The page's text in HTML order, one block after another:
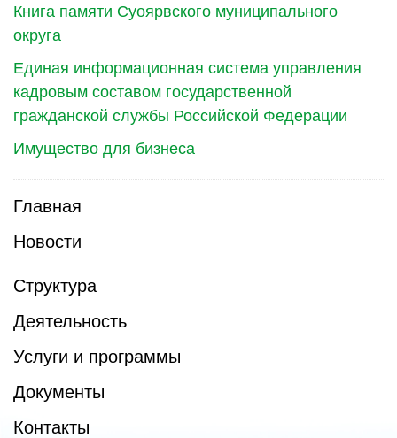
Книга памяти Суоярвского муниципального
округа
Единая информационная система управления
кадровым составом государственной
гражданской службы Российской Федерации
Имущество для бизнеса
Главная
Новости
Структура
Деятельность
Услуги и программы
Документы
Контакты